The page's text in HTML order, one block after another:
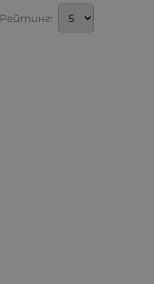
Рейтинг: